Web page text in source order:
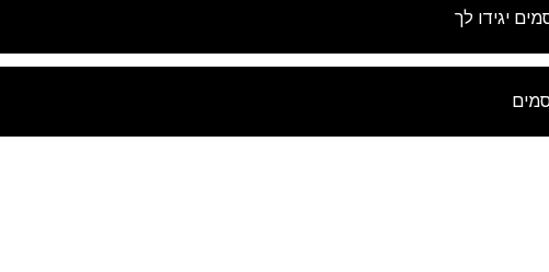
יגידו לך